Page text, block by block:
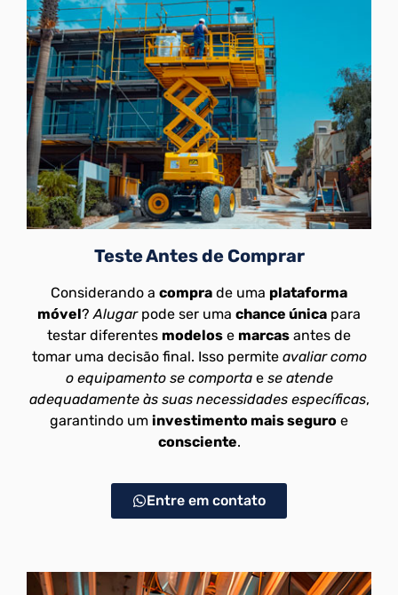
Teste Antes de Comprar
Considerando a compra de uma plataforma
móvel? Alugarpode ser uma chance única para
testar diferentes modelos e marcas antes de
tomar uma decisão final. Isso permite avaliar como
o equipamento se comportae se atende
adequadamente às suas necessidades específicas,
garantindo um investimento mais seguro e
consciente.
Entre em contato